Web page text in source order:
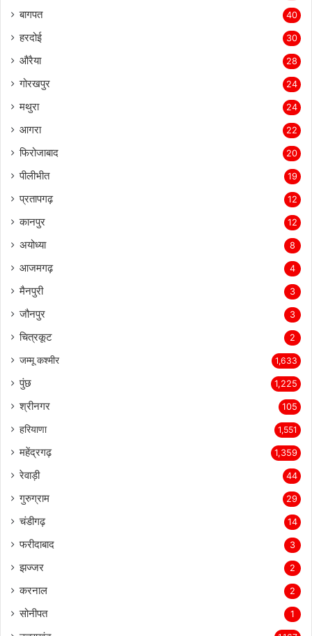
40
बागपत 40
हरदोई 30
औरैया 28
24
24
आगरा 22
फिरोजाबाद 20
19
12
कानपुर 12
8
आजमगढ़ 4
मैनपुरी 3
जौनपुर 3
2
1,633
पुंछ 1,225
श्रीनगर 105
हरियाणा 1,551
महेंद्रगढ़ 1,359
44
गुरुग्राम 29
चंडीगढ़ 14
3
2
करनाल 2
1